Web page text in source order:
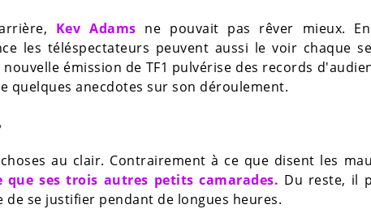
Kev Adams ne pouvait pas rêver mieux.
les téléspectateurs peuvent aussi le voir chaque
émission de TF1 pulvérise des records
quelques anecdotes sur son déroulement.
au clair. Contrairement à ce que disent les
ses trois autres petits camarades. Du reste, il
se justifier pendant de longues heures.